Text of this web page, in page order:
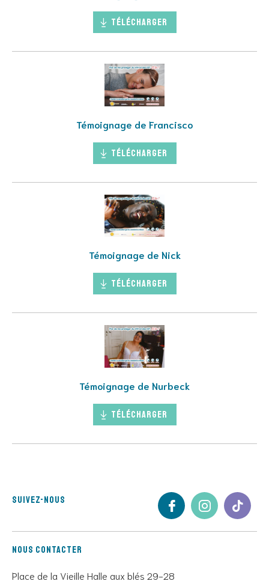
Télécharger
Témoignage de Francisco
Télécharger
Témoignage de Nick
Télécharger
Témoignage de Nurbeck
Télécharger
Suivez-nous
Nous contacter
Place de la Vieille Halle aux blés 29-28